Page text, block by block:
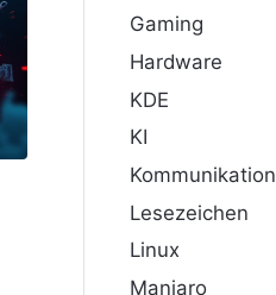
Gaming
Hardware
KDE
KI
Kommunikation
Lesezeichen
Linux
Manjaro